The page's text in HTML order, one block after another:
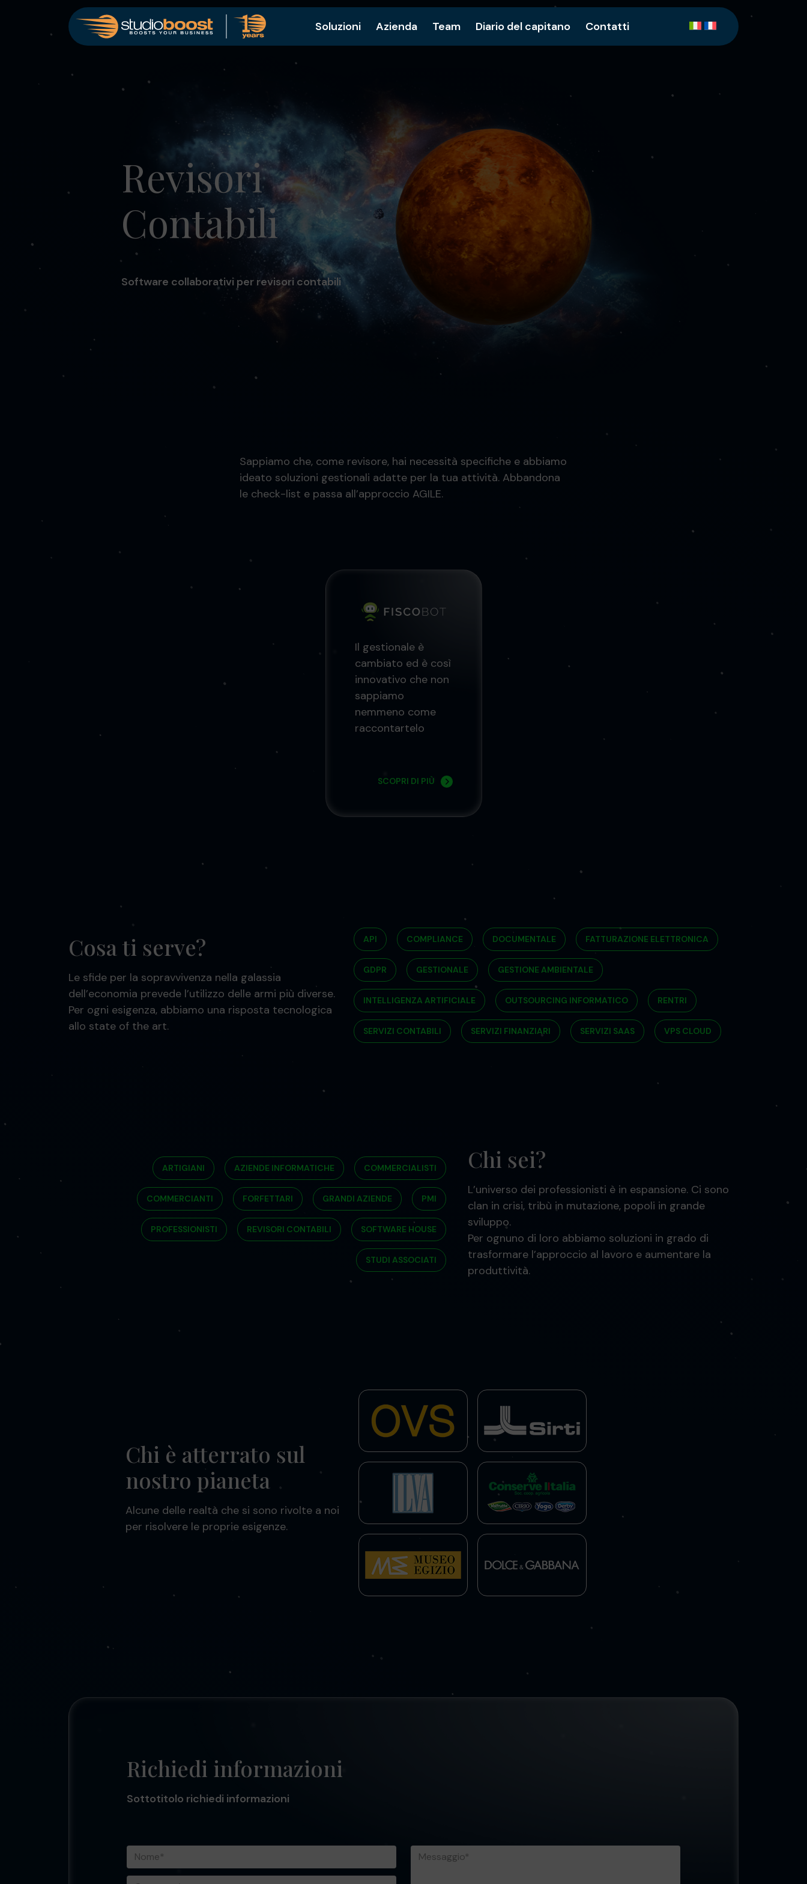
Soluzioni Azienda Team Diario del capitano Contatti
Revisori
Contabili
Software collaborativi per revisori contabili
Sappiamo che, come revisore, hai necessità specifiche e abbiamo
ideato soluzioni gestionali adatte per la tua attività. Abbandona
le check-list e passa all’approccio AGILE.
Il gestionale è
cambiato ed è così
innovativo che non
sappiamo
nemmeno come
raccontartelo
SCOPRI DI PIÙ
Cosa ti serve?
Le sfide per la sopravvivenza nella galassia
dell’economia prevede l’utilizzo delle armi più diverse.
Per ogni esigenza, abbiamo una risposta tecnologica
allo state of the art.
API COMPLIANCE DOCUMENTALE FATTURAZIONE ELETTRONICA
GDPR GESTIONALE GESTIONE AMBIENTALE
INTELLIGENZA ARTIFICIALE OUTSOURCING INFORMATICO RENTRI
SERVIZI CONTABILI SERVIZI FINANZIARI SERVIZI SAAS VPS CLOUD
ARTIGIANI AZIENDE INFORMATICHE COMMERCIALISTI
COMMERCIANTI FORFETTARI GRANDI AZIENDE PMI
PROFESSIONISTI REVISORI CONTABILI SOFTWARE HOUSE
STUDI ASSOCIATI
Chi sei?
L’universo dei professionisti è in espansione. Ci sono
clan in crisi, tribù in mutazione, popoli in grande
sviluppo.
Per ognuno di loro abbiamo soluzioni in grado di
trasformare l’approccio al lavoro e aumentare la
produttività.
Chi è atterrato sul
nostro pianeta
Alcune delle realtà che si sono rivolte a noi
per risolvere le proprie esigenze.
Richiedi informazioni
Sottotitolo richiedi informazioni